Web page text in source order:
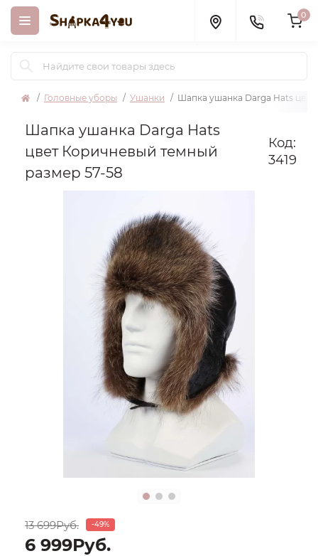
0
Головные уборы Ушанки Шапка ушанка Darga Hats
Шапка ушанка Darga Hats
цвет Коричневый темный
размер 57-58
Код:
3419
13 699Руб. -49%
6 999Руб.